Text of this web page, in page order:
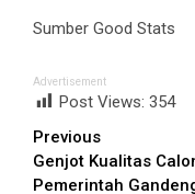
Sumber Good Stats
Advertisement
Post Views: 354
Continue
Reading
Previous
Genjot Kualitas
Pemerintah